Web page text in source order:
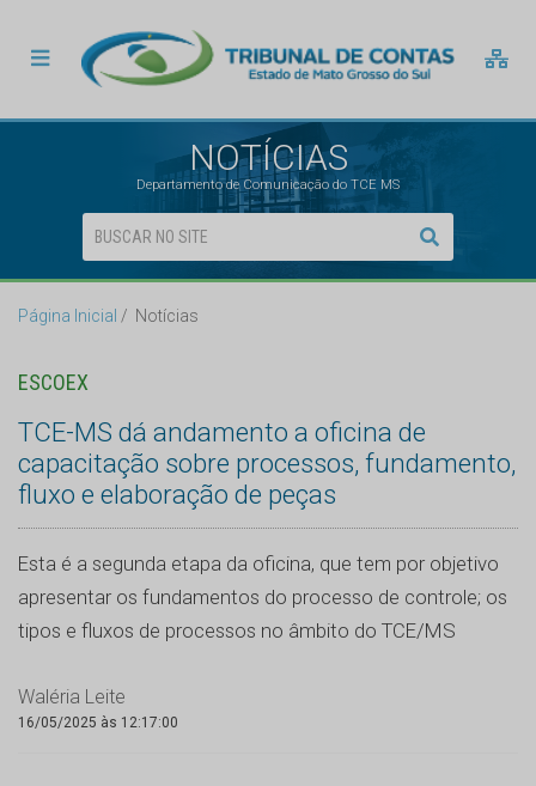
NOTÍCIAS
Departamento de Comunicação do TCE MS
Página Inicial Notícias
ESCOEX
TCE-MS dá andamento a oficina de
capacitação sobre processos, fundamento,
fluxo e elaboração de peças
Esta é a segunda etapa da oficina, que tem por objetivo
apresentar os fundamentos do processo de controle; os
tipos e fluxos de processos no âmbito do TCE/MS
Waléria Leite
16/05/2025 às 12:17:00